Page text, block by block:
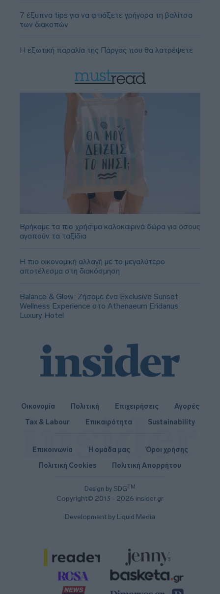
7 έξυπνα tips για να φτιάξετε γρήγορα τη βαλίτσα
των διακοπών
Η εξωτική παραλία της Πάργας που θα λατρέψετε
Βρήκαμε τα πιο χρήσιμα καλοκαιρινά δώρα για όσους
αγαπούν τα ταξίδια
Η πιο οικονομική αλλαγή με το μεγαλύτερο
αποτέλεσμα στη διακόσμηση
Balance & Glow: Ζήσαμε ένα Exclusive Sunset
Wellness Experience στο Athenaeum Eridanus
Luxury Hotel
Οικονομία Πολιτική Επιχειρήσεις
Αγορές
Tax & Labour
Επικαιρότητα Sustainability
Design by SDGTM
Copyright© 2013 - 2026 insider.gr
Επικοινωνία Η ομάδα μας
Όροι χρήσης
Πολιτική Cookies
Πολιτική Απορρήτου
Development by Liquid Media